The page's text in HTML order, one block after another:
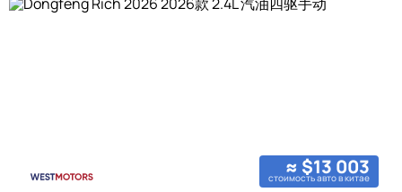
≈ $13 003
стоимость авто в китае